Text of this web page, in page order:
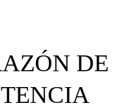
DE